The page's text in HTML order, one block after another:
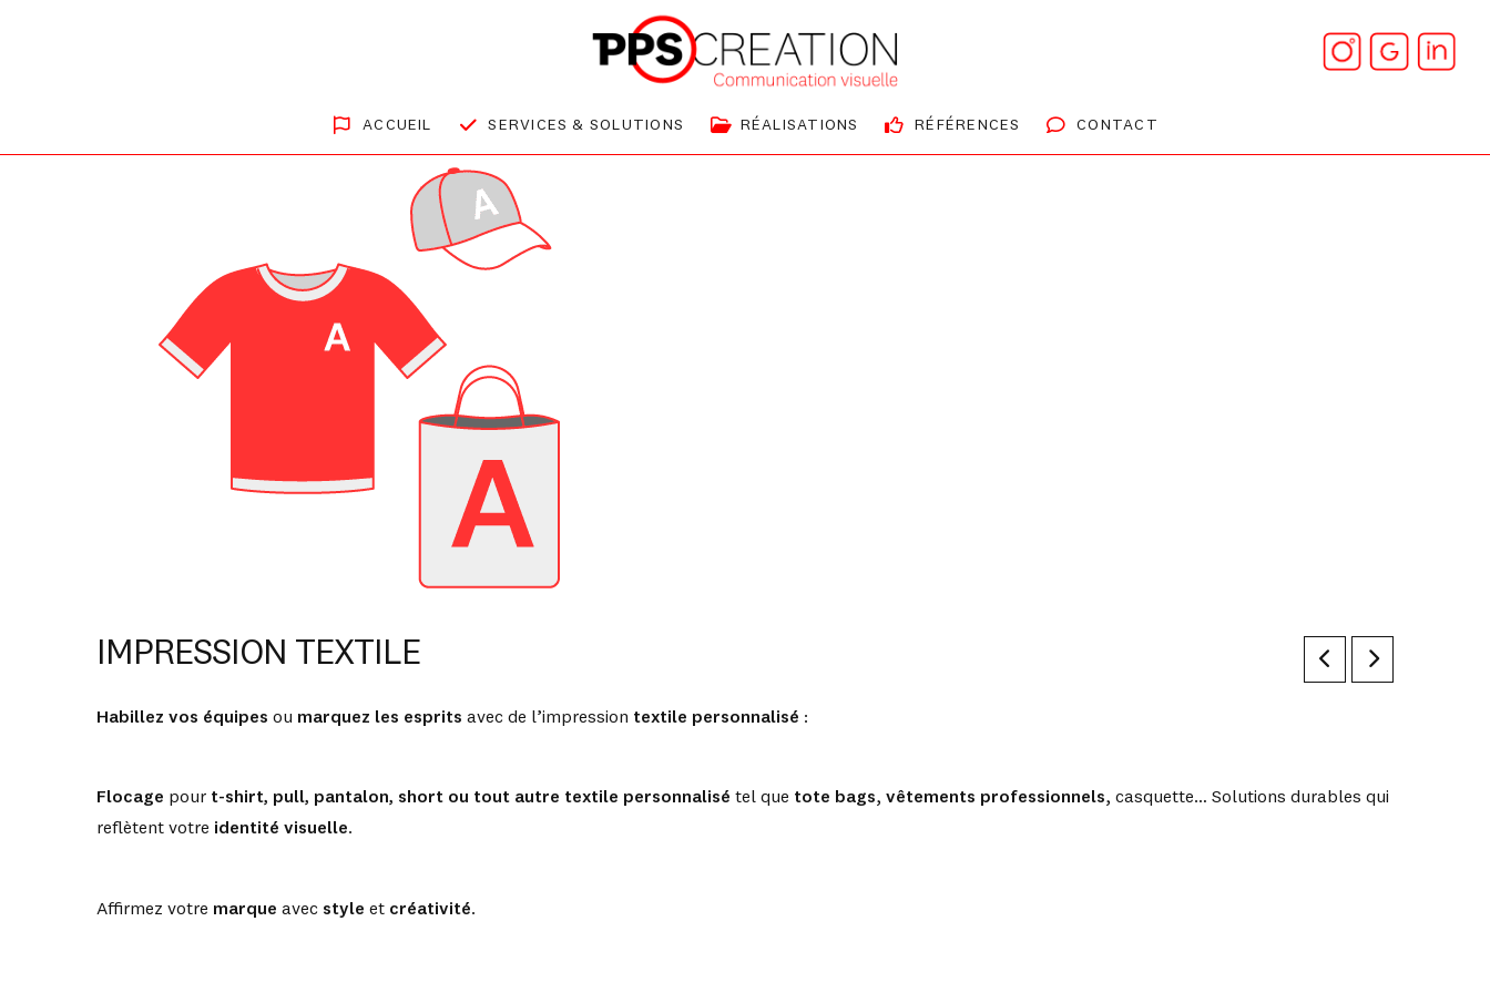
ACCUEIL SERVICES & SOLUTIONS RÉALISATIONS RÉFÉRENCES CONTACT
IMPRESSION TEXTILE
Habillez vos équipes ou marquez les esprits avec de l’impression textile personnalisé :
Flocage pour t-shirt, pull, pantalon, short ou tout autre textile personnalisé tel que tote bags, vêtements professionnels, casquette… Solutions durables qui
reflètent votre identité visuelle.
Affirmez votre marque avec style et créativité.